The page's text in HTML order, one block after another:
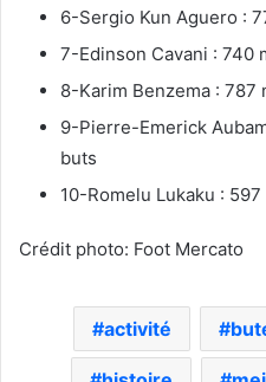
6-Sergio Kun Aguero :
7-Edinson Cavani : 740
8-Karim Benzema : 787
9-Pierre-Emerick
buts
10-Romelu Lukaku :
Crédit photo: Foot Mercato
activité